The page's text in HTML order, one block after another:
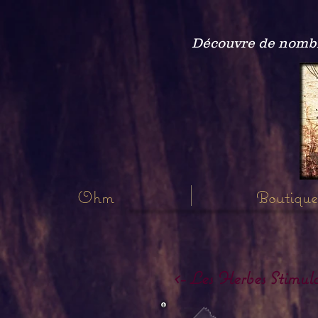
Découvre de
Ohm Boutique
<- Les Herbes